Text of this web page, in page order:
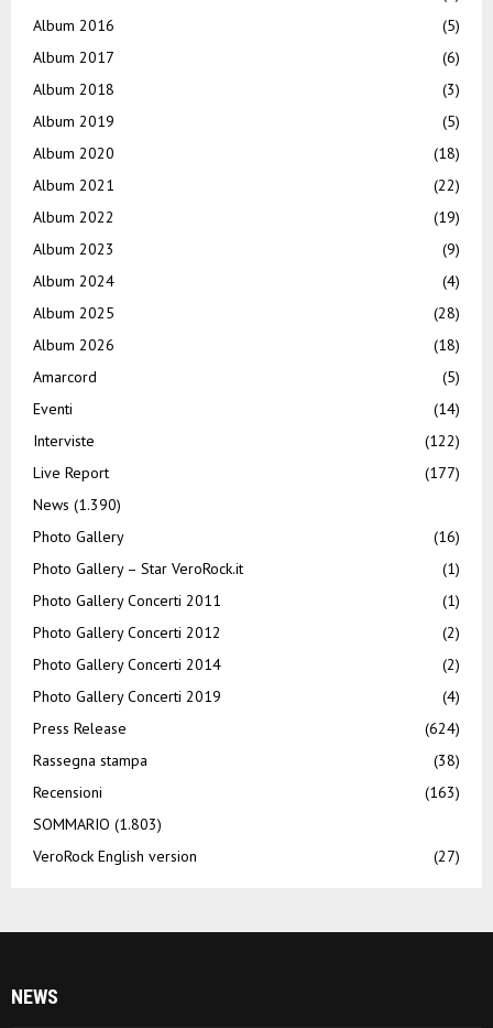
Album 2016
(5)
Album 2017
(6)
Album 2018
(3)
Album 2019
(5)
Album 2020
(18)
Album 2021
(22)
Album 2022
(19)
Album 2023
(9)
Album 2024
(4)
Album 2025
(28)
Album 2026
(18)
Amarcord
(5)
Eventi
(14)
Interviste
(122)
Live Report
(177)
News (1.390)
Photo Gallery
(16)
Photo Gallery – Star VeroRock.it
(1)
Photo Gallery Concerti 2011
(1)
Photo Gallery Concerti 2012
(2)
Photo Gallery Concerti 2014
(2)
Photo Gallery Concerti 2019
(4)
Press Release
(624)
Rassegna stampa
(38)
Recensioni
(163)
SOMMARIO (1.803)
VeroRock English version
(27)
NEWS